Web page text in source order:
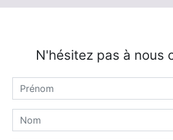
N'hésitez pas à nous